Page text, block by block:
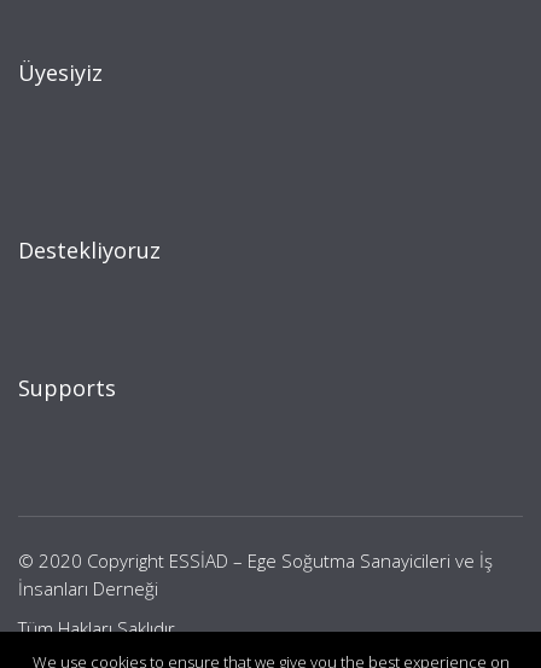
Üyesiyiz
Destekliyoruz
Supports
© 2020 Copyright ESSİAD – Ege Soğutma Sanayicileri ve İş
İnsanları Derneği
Tüm Hakları Saklıdır.
We use cookies to ensure that we give you the best experience on